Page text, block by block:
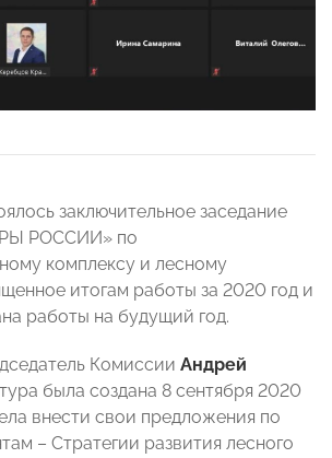
заключительное заседание
РОССИИ» по
комплексу и лесному
итогам работы за 2020 год и
работы на будущий год.
Комиссии Андрей
была создана 8 сентября 2020
внести свои предложения по
– Стратегии развития лесного